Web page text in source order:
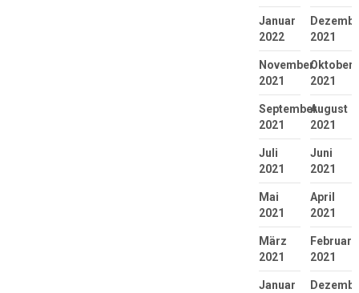
Januar
2022
2021
November
2021
Oktober
2021
September
2021
August
2021
Juli
2021
Juni
2021
Mai
2021
April
2021
März
2021
Februar
2021
Januar